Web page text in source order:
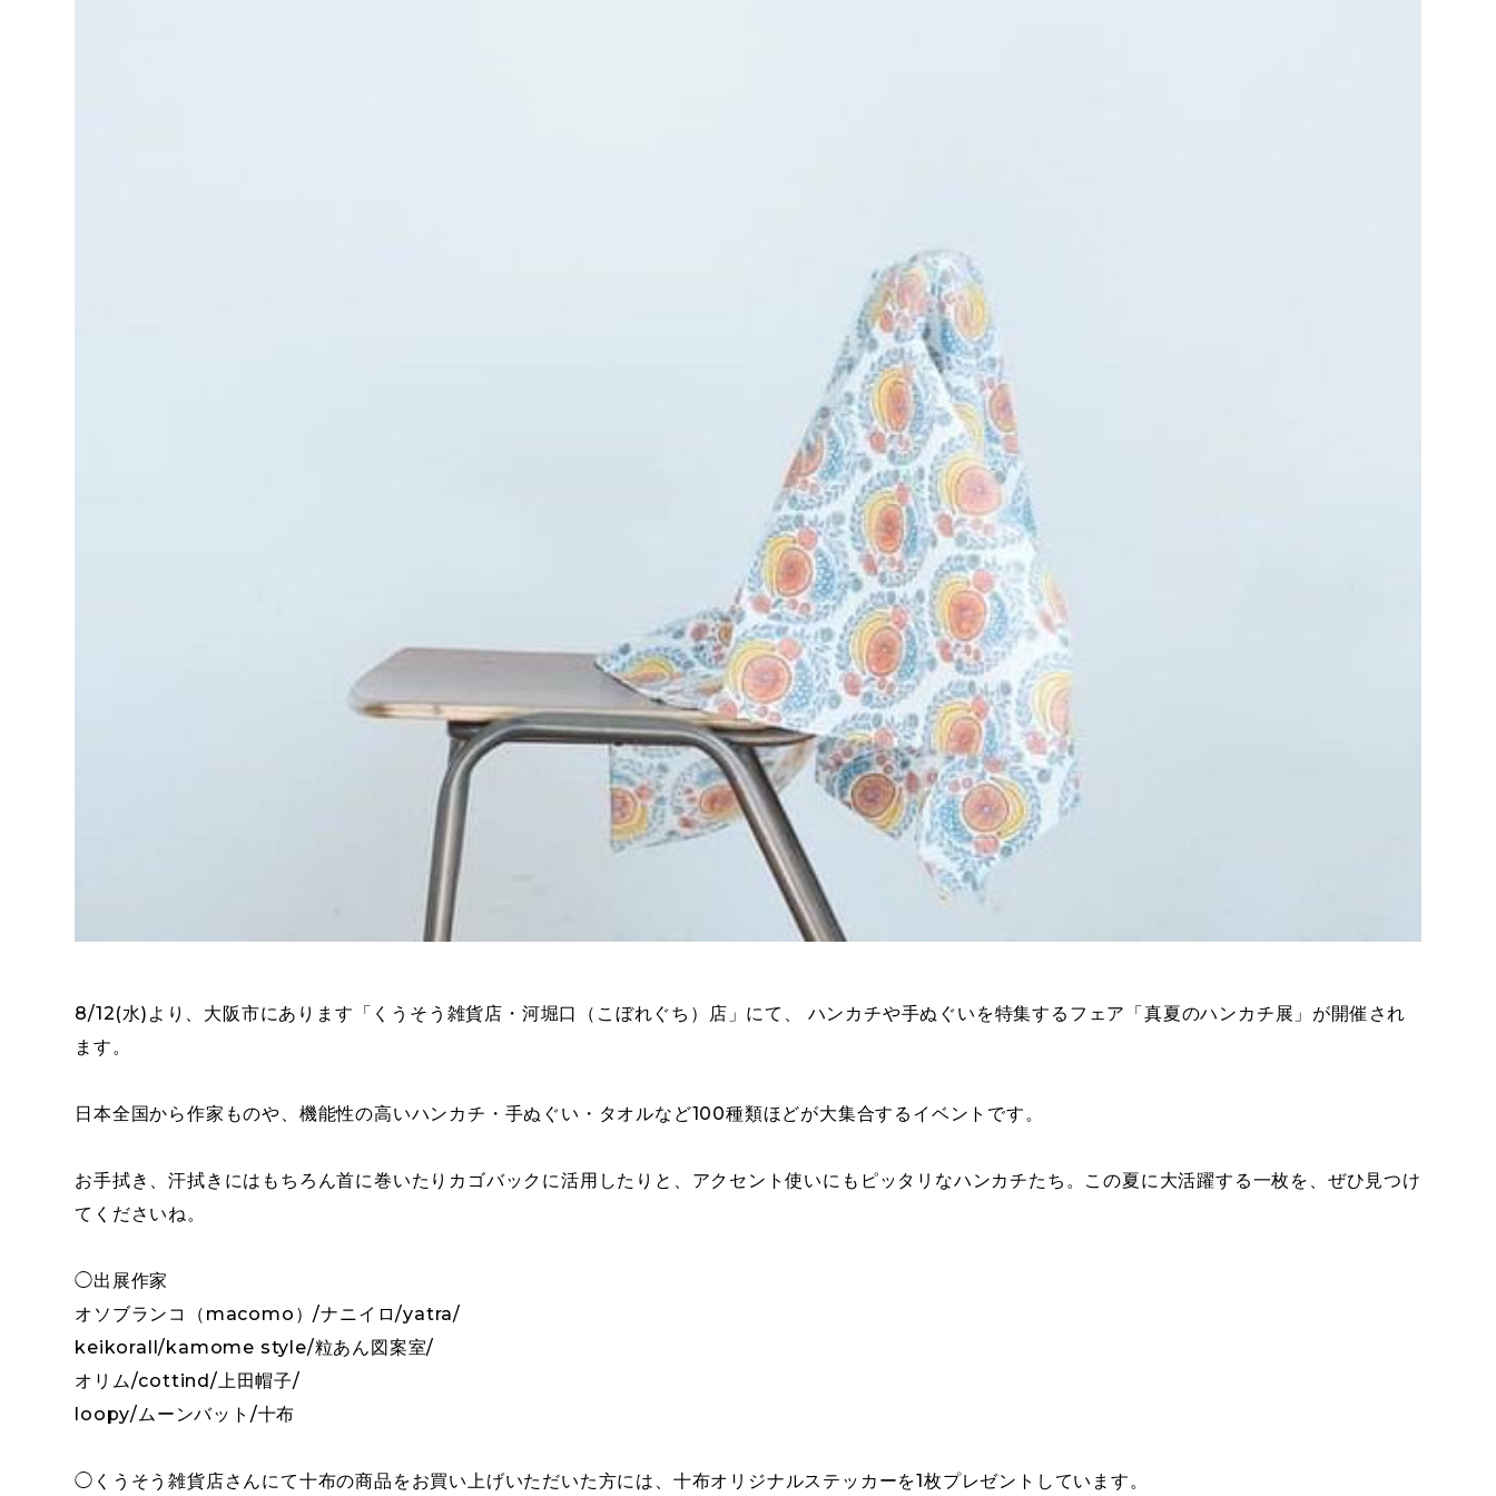
8/12(水)より、大阪市にあります「くうそう雑貨店・河堀口（こぼれぐち）店」にて、 ハンカチや手ぬぐいを特集するフェア「真夏のハンカチ展」が開催され
ます。
日本全国から作家ものや、機能性の高いハンカチ・手ぬぐい・タオルなど100種類ほどが大集合するイベントです。
お手拭き、汗拭きにはもちろん首に巻いたりカゴバックに活用したりと、アクセント使いにもピッタリなハンカチたち。この夏に大活躍する一枚を、ぜひ見つけ
てくださいね。
◯出展作家
オソブランコ（macomo）/ナニイロ/yatra/
keikorall/kamome style/粒あん図案室/
オリム/cottind/上田帽子/
loopy/ムーンバット/十布
◯くうそう雑貨店さんにて十布の商品をお買い上げいただいた方には、十布オリジナルステッカーを1枚プレゼントしています。